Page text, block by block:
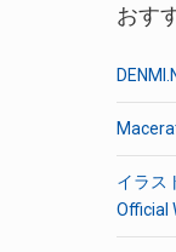
おす
イラス
Official